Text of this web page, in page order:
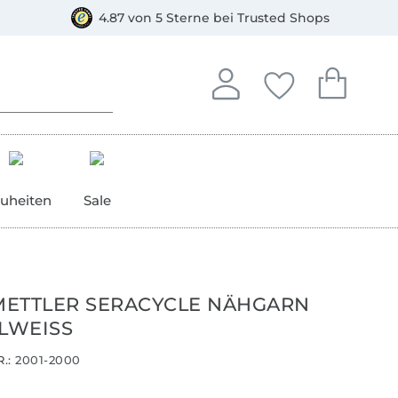
4.87 von 5 Sterne bei Trusted Shops
Anmelden
In deinem Konto
Deine
Du hast keine
Dein
Du hast
Sale
SERACYCLE NÄHGARN
2001-2000